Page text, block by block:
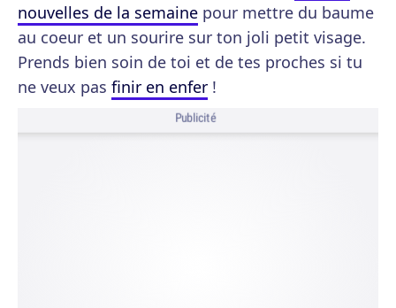
nouvelles de la semaine pour mettre du baume
au coeur et un sourire sur ton joli petit visage.
Prends bien soin de toi et de tes proches si tu
ne veux pas finir en enfer !
Publicité